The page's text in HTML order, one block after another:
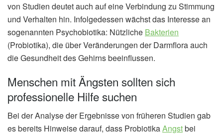
von Studien deutet auch auf eine Verbindung zu Stimmung
und Verhalten hin. Infolgedessen wächst das Interesse an
sogenannten Psychobiotika: Nützliche Bakterien
(Probiotika), die über Veränderungen der Darmflora auch
die Gesundheit des Gehirns beeinflussen.
Menschen mit Ängsten sollten sich
professionelle Hilfe suchen
Bei der Analyse der Ergebnisse von früheren Studien gab
es bereits Hinweise darauf, dass ProbiotikaAngstbei